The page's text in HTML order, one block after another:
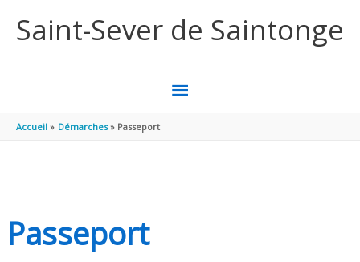
Saint-Sever de Saintonge
MENU
Accueil Démarches Passeport
Passeport